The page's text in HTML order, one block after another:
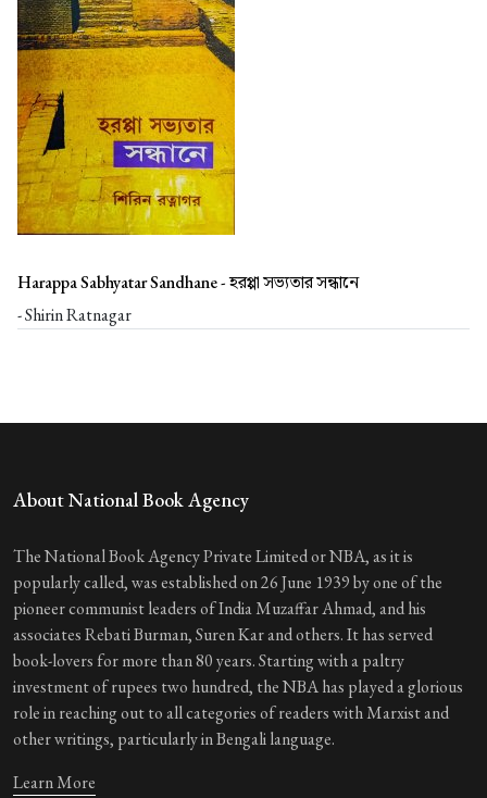
Harappa Sabhyatar Sandhane -হরপ্পা সভ্যতার সন্ধানে
- Shirin Ratnagar
About National Book Agency
The National Book Agency Private Limited or NBA, as it is
popularly called, was established on 26 June 1939 by one of the
pioneer communist leaders of India Muzaffar Ahmad, and his
associates Rebati Burman, Suren Kar and others. It has served
book-lovers for more than 80 years. Starting with a paltry
investment of rupees two hundred, the NBA has played a glorious
role in reaching out to all categories of readers with Marxist and
other writings, particularly in Bengali language.
Learn More